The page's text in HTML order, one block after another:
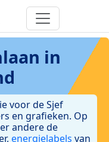
in
voor de Sjef
en grafieken. Op
andere de
energielabels van